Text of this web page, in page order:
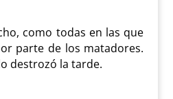
como todas en las que
parte de los matadores.
destrozó la tarde.